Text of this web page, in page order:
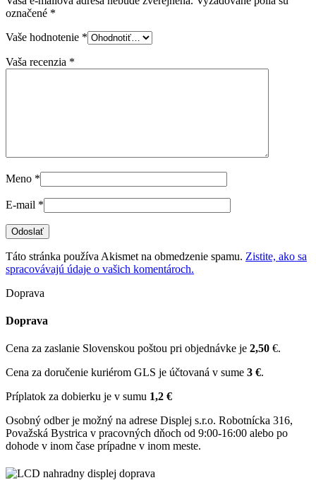
označené *
Vaše hodnotenie *
Vaša recenzia *
Meno *
E-mail *
Táto stránka používa Akismet na obmedzenie spamu. Zistite, ako sa
spracovávajú údaje o vašich komentároch.
Doprava
Doprava
Cena za zaslanie Slovenskou poštou pri objednávke je 2,50 €.
Cena za doručenie kuriérom GLS je účtovaná v sume 3 €.
Príplatok za dobierku je v sumu 1,2 €
Osobný odber je možný na adrese Displej s.r.o. Robotnícka 316,
Považská Bystrica v pracovných dňoch od 9:00-16:00 alebo po
dohode v inom čase prípadne v inom meste.